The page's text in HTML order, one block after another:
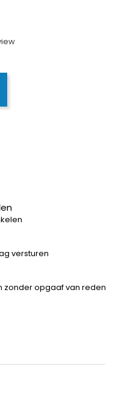
versturen
zonder opgaaf van reden